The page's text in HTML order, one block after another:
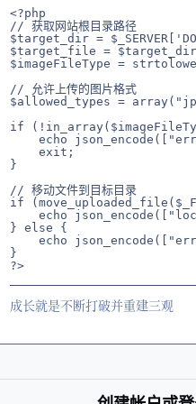
<?php
// 获取网站根目录路径
$target_dir =
$target_file = $target_dir
$imageFileType =
// 允许上传的图片格式
$allowed_types =
if
echo
    exit;
}
// 移动文件到目标目录
if
echo
} else {
echo
}
成长就是不断打破并重建三观